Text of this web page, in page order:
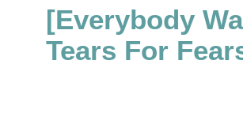
[Everybody
Tears For